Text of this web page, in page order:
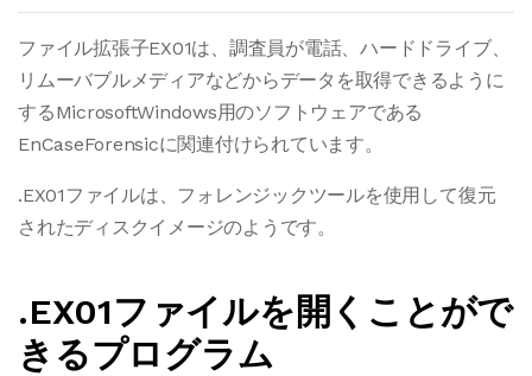
ファイル拡張子EX01は、調査員が電話、ハードドライブ、
リムーバブルメディアなどからデータを取得できるように
するMicrosoftWindows用のソフトウェアである
EnCaseForensicに関連付けられています。
.EX01ファイルは、フォレンジックツールを使用して復元
されたディスクイメージのようです。
.EX01ファイルを開くことがで
きるプログラム